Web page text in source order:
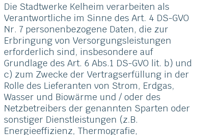
Die Stadtwerke Kelheim verarbeiten als
Verantwortliche im Sinne des Art. 4 DS-GVO
Nr. 7 personenbezogene Daten, die zur
Erbringung von Versorgungsleistungen
erforderlich sind, insbesondere auf
Grundlage des Art. 6 Abs.1 DS-GVO lit. b) und
c) zum Zwecke der Vertragserfüllung in der
Rolle des Lieferanten von Strom, Erdgas,
Wasser und Biowärme und / oder des
Netzbetreibers der genannten Sparten oder
sonstiger Dienstleistungen (z.B.
Energieeffizienz, Thermografie,